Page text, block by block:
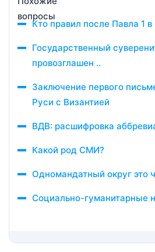
Кто правил после Павла 1 в
Государственный
провозглашен ..
Заключение первого
Руси с Византией
ВДВ: расшифровка
Какой род СМИ?
Одномандатный округ это
Социально-гуманитарные